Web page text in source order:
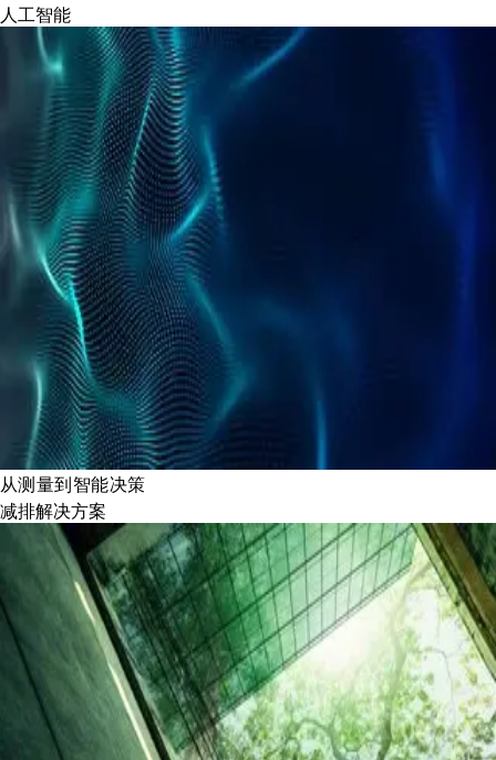
人工智能
从测量到智能决策
减排解决方案